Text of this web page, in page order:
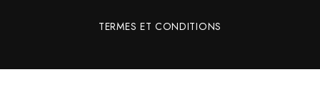
TERMES ET CONDITIONS